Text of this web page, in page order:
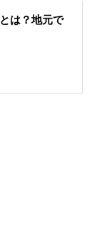
は？地元で